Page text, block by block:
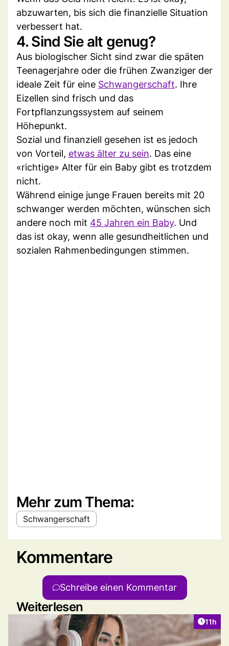
abzuwarten, bis sich die finanzielle Situation
verbessert hat.
4. Sind Sie alt genug?
Aus biologischer Sicht sind zwar die späten
Teenagerjahre oder die frühen Zwanziger der
ideale Zeit für eine Schwangerschaft. Ihre
Eizellen sind frisch und das
Fortpflanzungssystem auf seinem
Höhepunkt.
Sozial und finanziell gesehen ist es jedoch
von Vorteil, etwas älter zu sein. Das eine
«richtige» Alter für ein Baby gibt es trotzdem
nicht.
Während einige junge Frauen bereits mit 20
schwanger werden möchten, wünschen sich
andere noch mit 45 Jahren ein Baby. Und
das ist okay, wenn alle gesundheitlichen und
sozialen Rahmenbedingungen stimmen.
Mehr zum Thema:
Schwangerschaft
Kommentare
Schreibe einen Kommentar
Weiterlesen
11h